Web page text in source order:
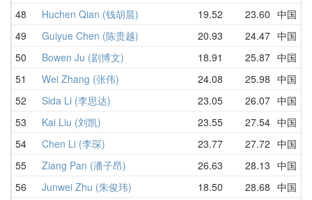
48
Huchen Qian (钱胡晨) 19.52 23.60 中国
49
Guiyue Chen (陈贵越) 20.93 24.47 中国
50
Bowen Ju (剧博文) 18.91 25.87 中国
51
Wei Zhang (张伟) 24.08 25.98 中国
52
Sida Li (李思达) 23.05 26.07 中国
53
Kai Liu (刘凯) 23.55 27.54 中国
54
Chen Li (李琛) 23.77 27.72 中国
55
Ziang Pan (潘子昂) 26.63 28.13 中国
56
Junwei Zhu (朱俊玮) 18.50 28.68 中国